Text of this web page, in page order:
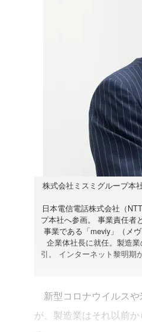
株式会社ミスミグループ本
日本電信電話株式会社（
プ本社へ参画。 事業責任者
事業である「meviy」（メ
企業体社長に就任。製造
引。 インターネット黎明期
新型コロナウイルス
が、製造業はそれ以前